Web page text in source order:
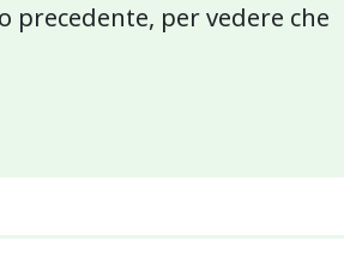
precedente, per vedere che